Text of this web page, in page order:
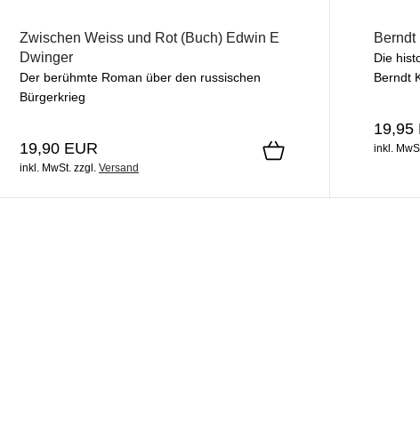
Zwischen Weiss und Rot (Buch) Edwin E
Dwinger
Der berühmte Roman über den russischen
Bürgerkrieg
19,90 EUR
inkl. MwSt. zzgl. Versand
Berndt
Die
Berndt
19,95
inkl.